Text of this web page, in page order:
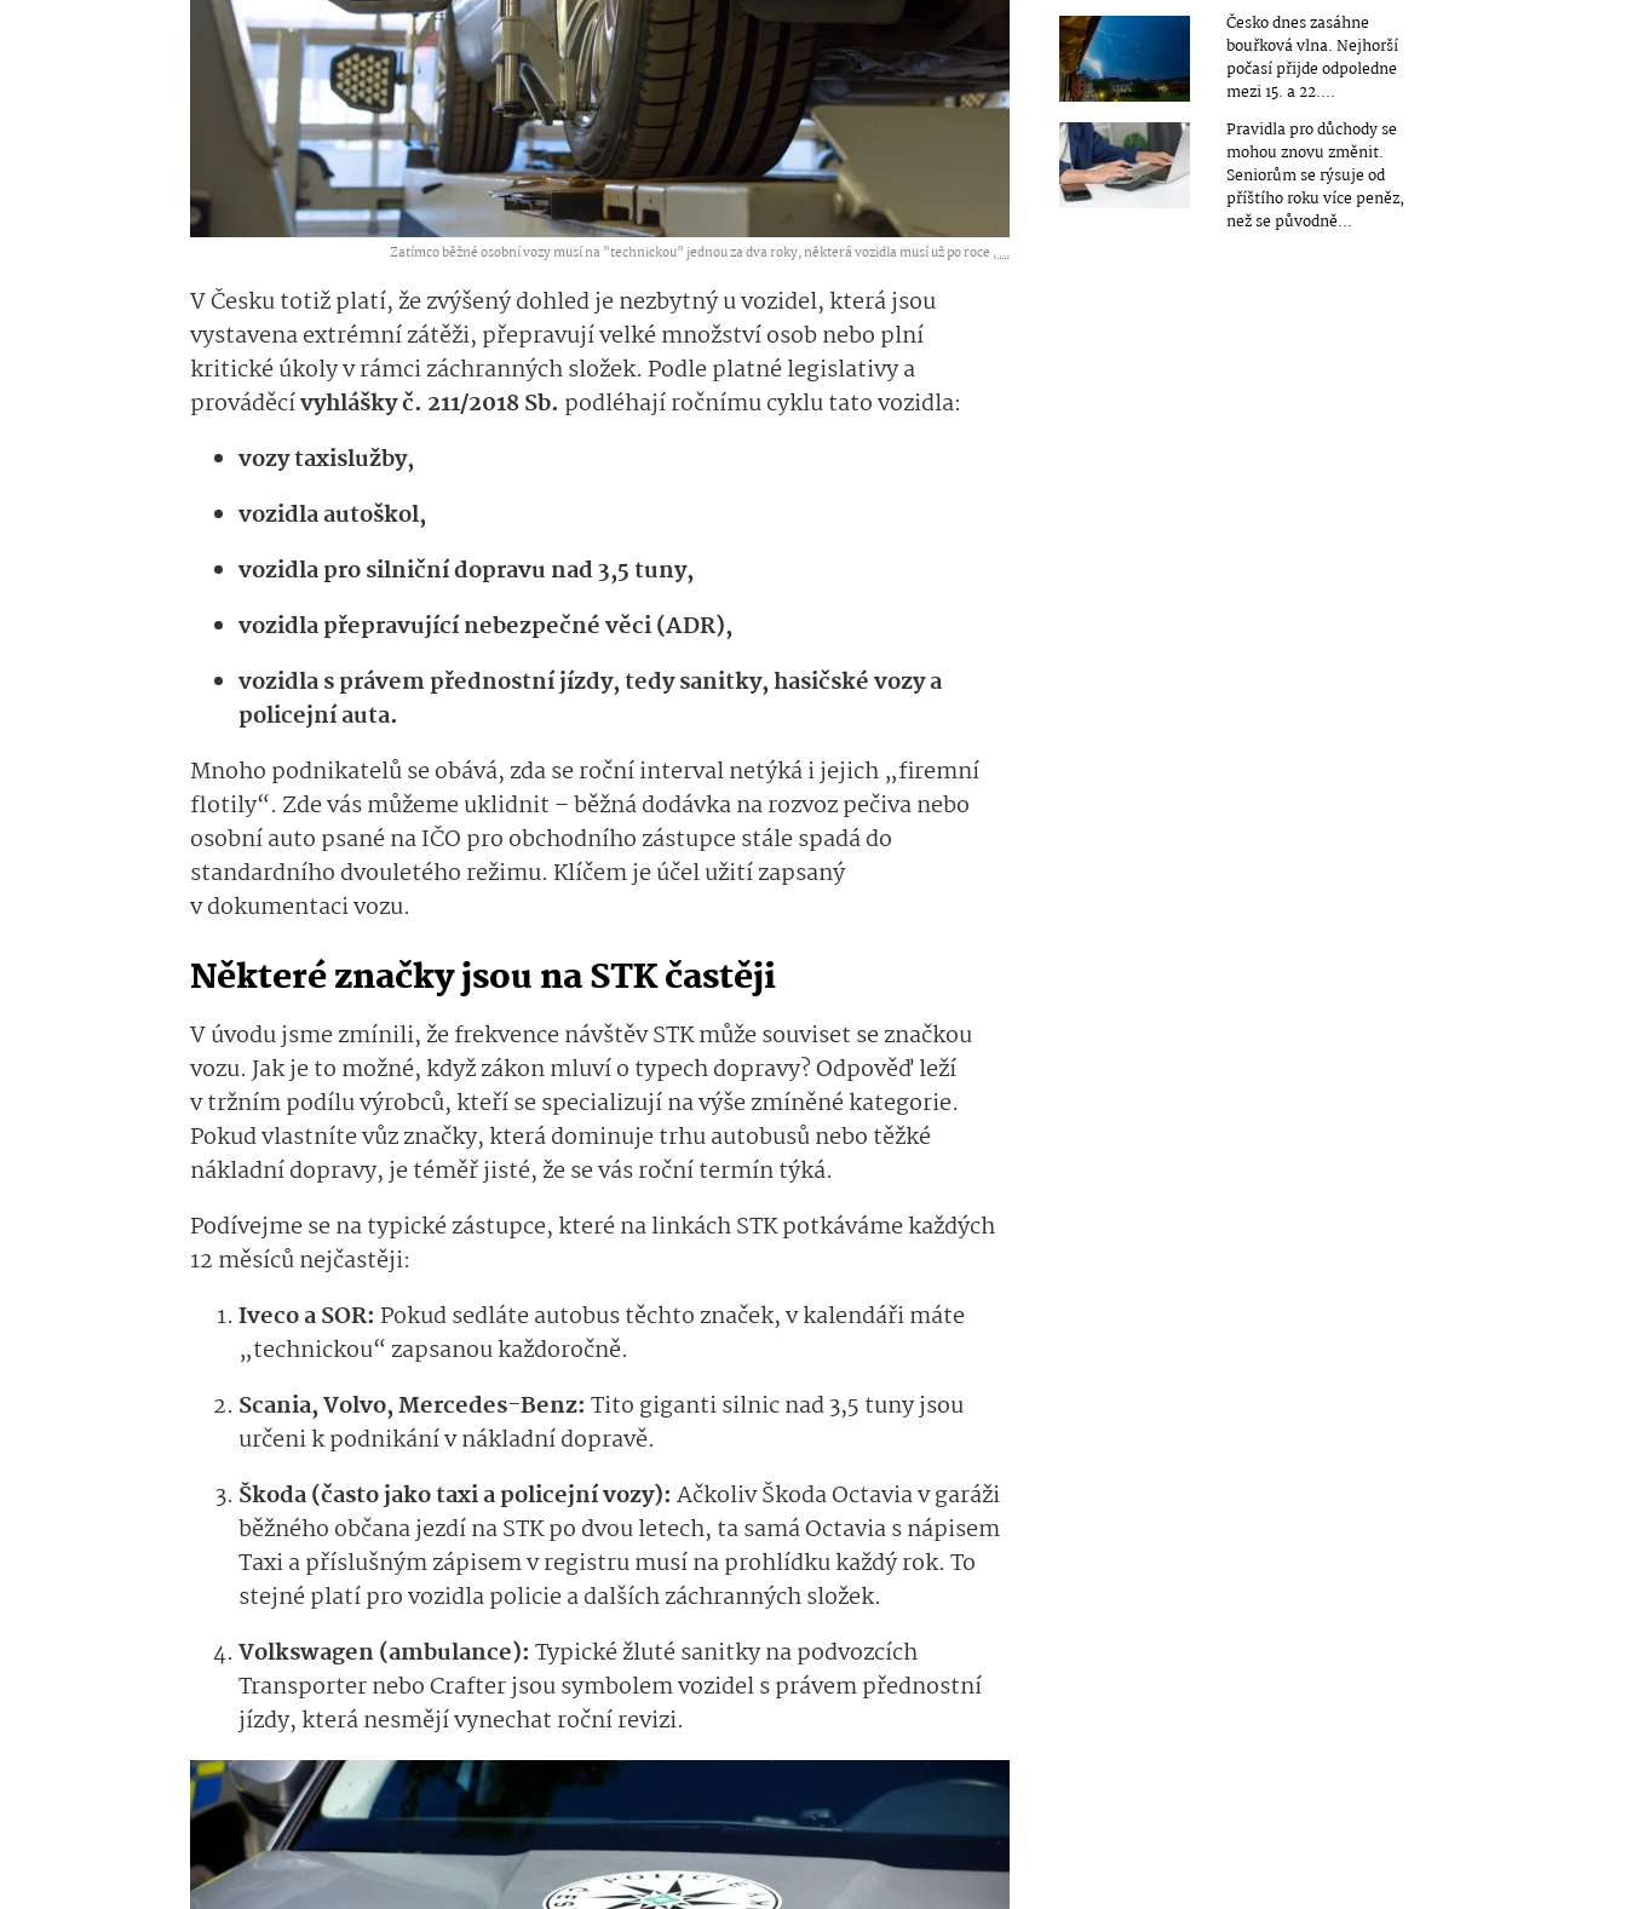
Zatímco běžné osobní vozy musí na "technickou" jednou za dva roky, některá vozidla musí už po roce ,...
V Česku totiž platí, že zvýšený dohled je nezbytný u vozidel, která jsou
vystavena extrémní zátěži, přepravují velké množství osob nebo plní
kritické úkoly v rámci záchranných složek. Podle platné legislativy a
prováděcívyhlášky č. 211/2018 Sb. podléhají ročnímu cyklu tato vozidla:
vozy taxislužby,
vozidla autoškol,
vozidla pro silniční dopravu nad 3,5 tuny,
vozidla přepravující nebezpečné věci (ADR),
vozidla s právem přednostní jízdy, tedy sanitky, hasičské vozy a
policejní auta.
Mnoho podnikatelů se obává, zda se roční interval netýká i jejich „firemní
flotily“. Zde vás můžeme uklidnit – běžná dodávka na rozvoz pečiva nebo
osobní auto psané na IČO pro obchodního zástupce stále spadá do
standardního dvouletého režimu. Klíčem je účel užití zapsaný
v dokumentaci vozu.
Některé značky jsou na STK častěji
V úvodu jsme zmínili, že frekvence návštěv STK může souviset se značkou
vozu. Jak je to možné, když zákon mluví o typech dopravy? Odpověď leží
v tržním podílu výrobců, kteří se specializují na výše zmíněné kategorie.
Pokud vlastníte vůz značky, která dominuje trhu autobusů nebo těžké
nákladní dopravy, je téměř jisté, že se vás roční termín týká.
Podívejme se na typické zástupce, které na linkách STK potkáváme každých
12 měsíců nejčastěji:
Iveco a SOR: Pokud sedláte autobus těchto značek, v kalendáři máte
„technickou“ zapsanou každoročně.
Scania, Volvo, Mercedes-Benz: Tito giganti silnic nad 3,5 tuny jsou
určeni k podnikání v nákladní dopravě.
Škoda (často jako taxi a policejní vozy): Ačkoliv Škoda Octavia v garáži
běžného občana jezdí na STK po dvou letech, ta samá Octavia s nápisem
Taxi a příslušným zápisem v registru musí na prohlídku každý rok. To
stejné platí pro vozidla policie a dalších záchranných složek.
Volkswagen (ambulance): Typické žluté sanitky na podvozcích
Transporter nebo Crafter jsou symbolem vozidel s právem přednostní
jízdy, která nesmějí vynechat roční revizi.
Česko dnes zasáhne
bouřková vlna. Nejhorší
počasí přijde odpoledne
mezi 15. a 22....
Pravidla pro důchody se
mohou znovu změnit.
Seniorům se rýsuje od
příštího roku více peněz,
než se původně...